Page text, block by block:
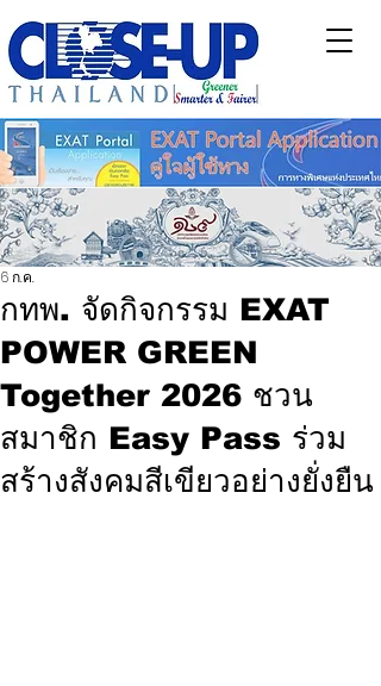
กทพ. จัดกิจกรรม EXAT
POWER GREEN
Together 2026 ชวน
สมาชิก Easy Pass ร่วม
สร้างสังคมสีเขียวอย่างยั่งยืน
6 ก.ค.